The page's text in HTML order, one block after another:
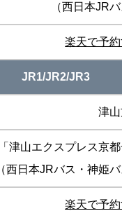
（西日本JRバ
楽天で予約
JR1/JR2/JR3
津
「津山エクスプレス京都
（西日本JRバス・神姫バ
楽天で予約